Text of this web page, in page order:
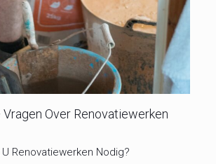
Over Renovatiewerken
Renovatiewerken Nodig?